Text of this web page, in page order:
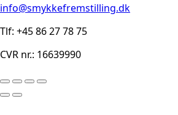
info@smykkefremstilling.dk
Tlf: +45 86 27 78 75
CVR nr.: 16639990